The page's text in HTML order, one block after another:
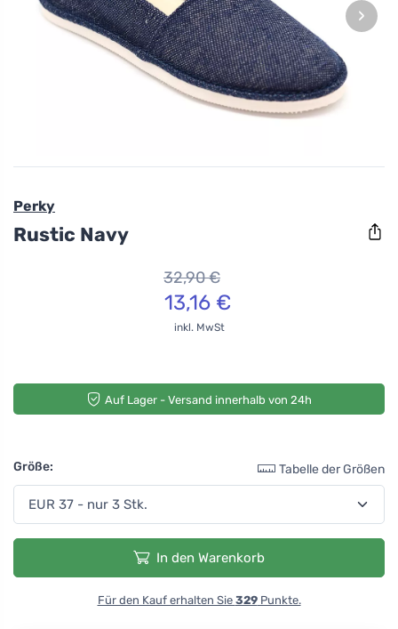
›
Perky
Rustic Navy
32,90 €
13,16 €
inkl. MwSt
Auf Lager - Versand innerhalb von 24h
Größe: Tabelle der Größen
In den Warenkorb
Für den Kauf erhalten Sie 329Punkte.